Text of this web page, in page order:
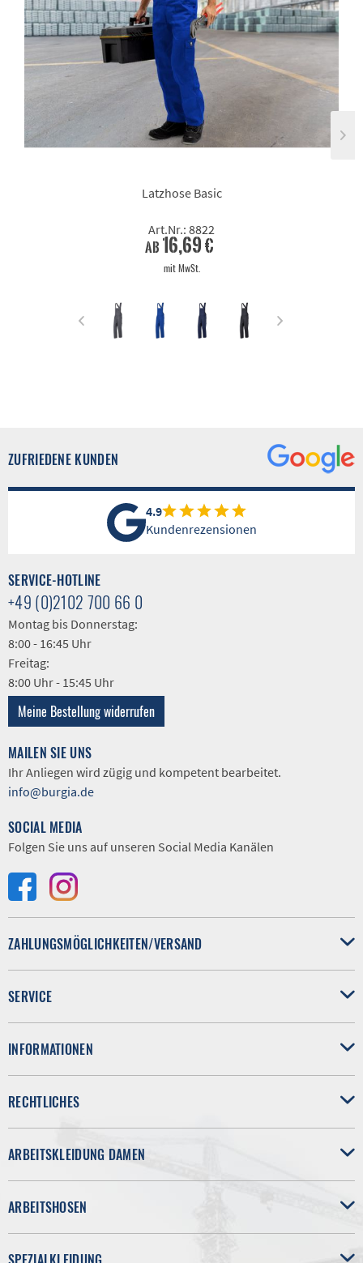
Latzhose Basic
Art.Nr.: 8822
ab 16,69 €
mit MwSt.
ZUFRIEDENE KUNDEN
4.9
Kundenrezensionen
SERVICE-HOTLINE
+49 (0)2102 700 66 0
Montag bis Donnerstag:
8:00 - 16:45 Uhr
Freitag:
8:00 Uhr - 15:45 Uhr
Meine Bestellung widerrufen
MAILEN SIE UNS
Ihr Anliegen wird zügig und kompetent bearbeitet.
info@burgia.de
SOCIAL MEDIA
Folgen Sie uns auf unseren Social Media Kanälen
ZAHLUNGSMÖGLICHKEITEN/VERSAND
SERVICE
INFORMATIONEN
RECHTLICHES
ARBEITSKLEIDUNG DAMEN
ARBEITSHOSEN